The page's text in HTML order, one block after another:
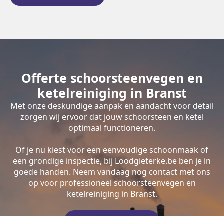
Offerte schoorsteenvegen en
ketelreiniging in Branst
Met onze deskundige aanpak en aandacht voor detail
zorgen wij ervoor dat jouw schoorsteen en ketel
optimaal functioneren.
Of je nu kiest voor een eenvoudige schoonmaak of
een grondige inspectie, bij Loodgieterke.be ben je in
goede handen. Neem vandaag nog contact met ons
op voor professioneel schoorsteenvegen en
ketelreiniging in Branst.